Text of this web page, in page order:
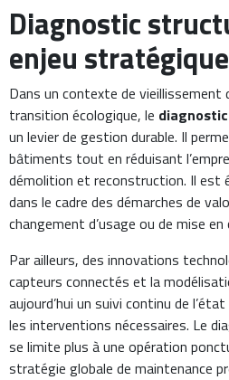
Diagnostic
enjeu stratégique
Dans un contexte de vieillissement
transition écologique, le
un levier de gestion durable. Il
bâtiments tout en réduisant
démolition et reconstruction. Il est
dans le cadre des démarches de
changement d’usage ou de mise
Par ailleurs, des innovations
capteurs connectés et la
aujourd’hui un suivi continu de
les interventions nécessaires. Le
se limite plus à une opération
stratégie globale de maintenance